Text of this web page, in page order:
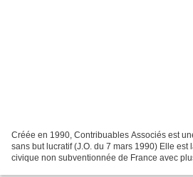
Créée en 1990, Contribuables Associés est
sans but lucratif (J.O. du 7 mars 1990) Elle est
civique non subventionnée de France avec